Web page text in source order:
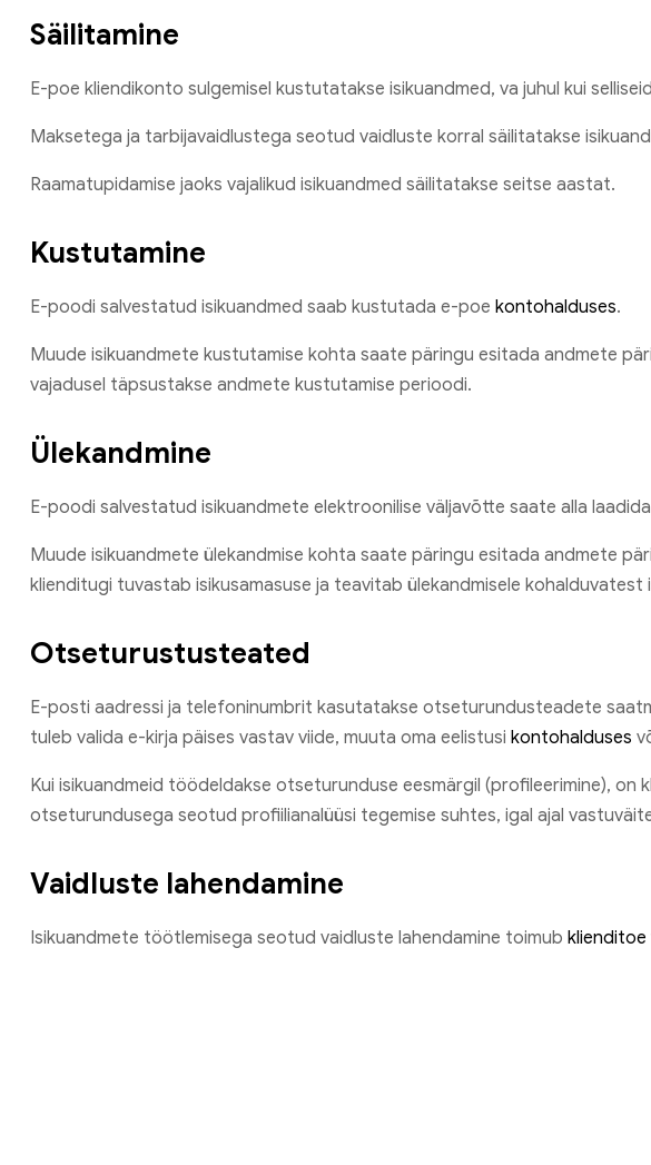
Säilitamine
E-poe kliendikonto sulgemisel kustutatakse isikuandmed, va juhul kui
Maksetega ja tarbijavaidlustega seotud vaidluste korral säilitatakse
Raamatupidamise jaoks vajalikud isikuandmed säilitatakse seitse aastat.
Kustutamine
E-poodi salvestatud isikuandmed saab kustutada e-poe kontohalduses.
Muude isikuandmete kustutamise kohta saate päringu esitada andmete
vajadusel täpsustakse andmete kustutamise perioodi.
Ülekandmine
E-poodi salvestatud isikuandmete elektroonilise väljavõtte saate alla
Muude isikuandmete ülekandmise kohta saate päringu esitada andmete
klienditugi tuvastab isikusamasuse ja teavitab ülekandmisele kohalduvatest
Otseturustusteated
E-posti aadressi ja telefoninumbrit kasutatakse otseturundusteadete
tuleb valida e-kirja päises vastav viide, muuta oma eelistusi kontohalduses
Kui isikuandmeid töödeldakse otseturunduse eesmärgil (profileerimine), on
otseturundusega seotud profiilianalüüsi tegemise suhtes, igal ajal
Vaidluste lahendamine
Isikuandmete töötlemisega seotud vaidluste lahendamine toimub klienditoe